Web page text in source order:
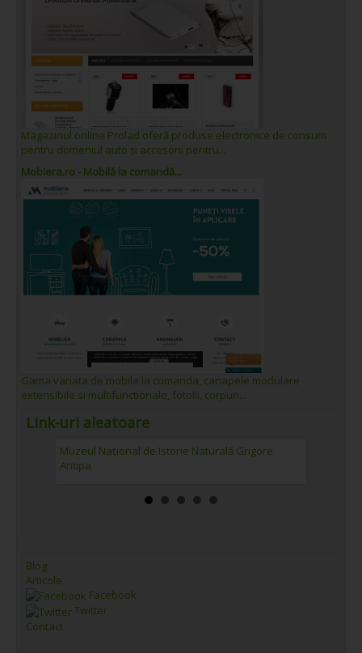
Magazinul online Prolad oferă produse electronice de consum
pentru domeniul auto și accesorii pentru...
Mobiera.ro - Mobilă la comandă...
Gama variata de mobila la comanda, canapele modulare
extensibile si multifunctionale, fotolii, corpuri...
Link-uri aleatoare
Muzeul Național de Istorie Naturală Grigore
Antipa
Blog
Articole
Facebook
Twitter
Contact